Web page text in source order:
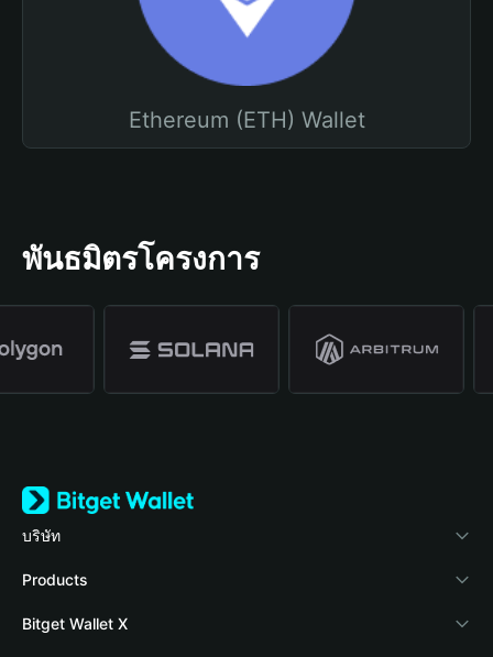
Ethereum (ETH) Wallet
พันธมิตรโครงการ
บริษัท
เกี่ยวกับ Bitget Wallet
Blog
Products
Crypto Card
Bitget Wallet X